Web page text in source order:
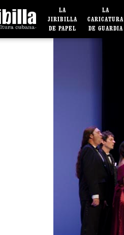
LA
JIRIBILLA
DE PAPEL
LA
CARICATURA
DE GUARDIA